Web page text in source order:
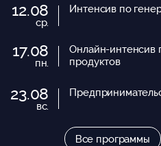
12.08
ср.
Интенсив по
17.08
пн.
Онлайн-интенсив
продуктов
23.08
вс.
Все программы